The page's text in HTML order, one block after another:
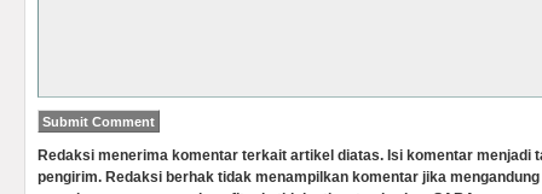
Redaksi menerima komentar terkait artikel diatas. Isi komentar menjadi
pengirim. Redaksi berhak tidak menampilkan komentar jika